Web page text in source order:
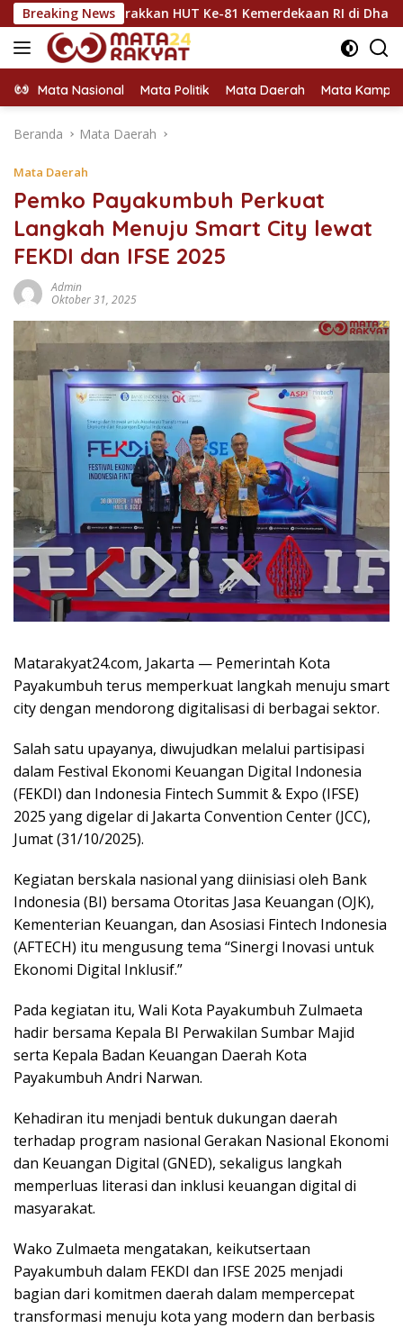
Langsung
ke
konten
Breaking NewsHUT Ke-81 Kemerdekaan RI di Dharmasraya
Mata Nasional Mata Politik Mata Daerah Mata
Beranda Mata Daerah
Mata Daerah
Pemko Payakumbuh Perkuat
Langkah Menuju Smart City lewat
FEKDI dan IFSE 2025
Admin
Oktober 31, 2025
Matarakyat24.com, Jakarta — Pemerintah Kota
Payakumbuh terus memperkuat langkah menuju smart
city dengan mendorong digitalisasi di berbagai sektor.
Salah satu upayanya, diwujudkan melalui partisipasi
dalam Festival Ekonomi Keuangan Digital Indonesia
(FEKDI) dan Indonesia Fintech Summit & Expo (IFSE)
2025 yang digelar di Jakarta Convention Center (JCC),
Jumat (31/10/2025).
Kegiatan berskala nasional yang diinisiasi oleh Bank
Indonesia (BI) bersama Otoritas Jasa Keuangan (OJK),
Kementerian Keuangan, dan Asosiasi Fintech Indonesia
(AFTECH) itu mengusung tema “Sinergi Inovasi untuk
Ekonomi Digital Inklusif.”
Pada kegiatan itu, Wali Kota Payakumbuh Zulmaeta
hadir bersama Kepala BI Perwakilan Sumbar Majid
serta Kepala Badan Keuangan Daerah Kota
Payakumbuh Andri Narwan.
Kehadiran itu menjadi bentuk dukungan daerah
terhadap program nasional Gerakan Nasional Ekonomi
dan Keuangan Digital (GNED), sekaligus langkah
memperluas literasi dan inklusi keuangan digital di
masyarakat.
Wako Zulmaeta mengatakan, keikutsertaan
Payakumbuh dalam FEKDI dan IFSE 2025 menjadi
bagian dari komitmen daerah dalam mempercepat
transformasi menuju kota yang modern dan berbasis